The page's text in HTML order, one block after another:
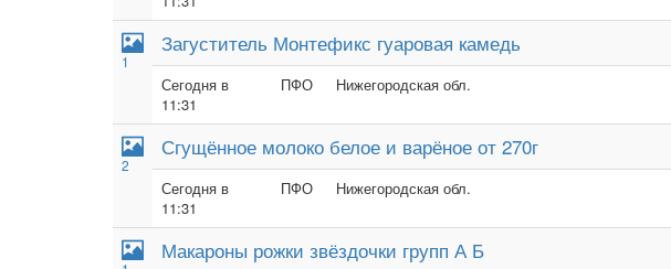
1
Загуститель Монтефикс гуаровая камедь
Сегодня в
11:31
ПФО Нижегородская обл.
2
Сгущённое молоко белое и варёное от 270г
Сегодня в
11:31
ПФО Нижегородская обл.
Макароны рожки звёздочки групп А Б